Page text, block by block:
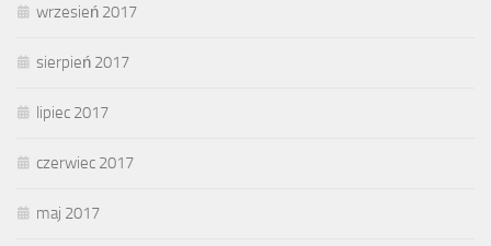
wrzesień 2017
sierpień 2017
lipiec 2017
czerwiec 2017
maj 2017